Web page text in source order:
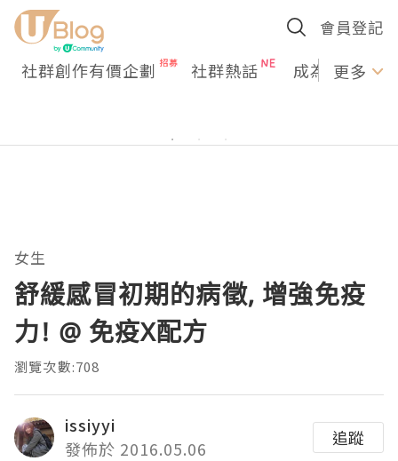
會員登記
社群創作有價企劃 社群熱話 成為U更多
女生
舒緩感冒初期的病徵, 增強免疫
力! @ 免疫X配方
瀏覽次數:708
issiyyi
發佈於 2016.05.06
追蹤